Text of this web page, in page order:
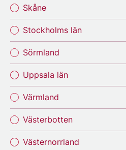
Skåne
Stockholms län
Sörmland
Uppsala län
Värmland
Västerbotten
Västernorrland